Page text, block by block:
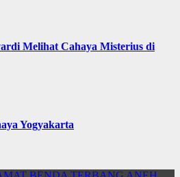
Melihat Cahaya Misterius di
Yogyakarta